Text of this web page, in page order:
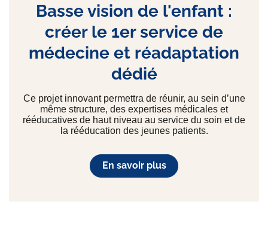
Basse vision de l'enfant :
créer le 1er service de
médecine et réadaptation
dédié
Ce projet innovant permettra de réunir, au sein d’une
même structure, des expertises médicales et
rééducatives de haut niveau au service du soin et de
la rééducation des jeunes patients.
En savoir plus